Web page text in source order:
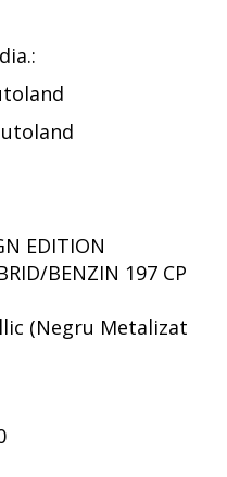
EDITION
BENZIN 197 CP
(Negru Metalizat